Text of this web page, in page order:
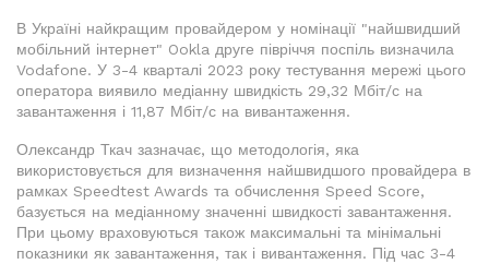
В Україні найкращим провайдером у номінації "найшвидший
мобільний інтернет" Ookla друге півріччя поспіль визначила
Vodafone. У 3-4 кварталі 2023 року тестування мережі цього
оператора виявило медіанну швидкість 29,32 Мбіт/с на
завантаження і 11,87 Мбіт/с на вивантаження.
Олександр Ткач зазначає, що методологія, яка
використовується для визначення найшвидшого провайдера в
рамках Speedtest Awards та обчислення Speed Score,
базується на медіанному значенні швидкості завантаження.
При цьому враховуються також максимальні та мінімальні
показники як завантаження, так і вивантаження. Під час 3-4